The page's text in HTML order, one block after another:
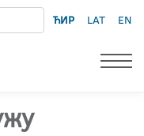
ЋИР LAT EN